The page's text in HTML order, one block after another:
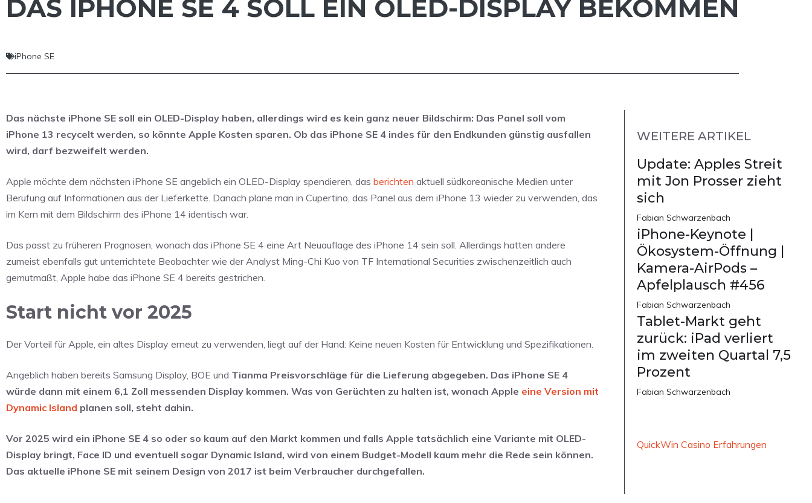
DAS IPHONE SE 4 SOLL EIN OLED-DISPLAY BEKOMMEN
iPhone SE
Das nächste iPhone SE soll ein OLED-Display haben, allerdings wird es kein ganz neuer Bildschirm: Das Panel soll vom
iPhone 13 recycelt werden, so könnte Apple Kosten sparen. Ob das iPhone SE 4 indes für den Endkunden günstig ausfallen
wird, darf bezweifelt werden.
Apple möchte dem nächsten iPhone SE angeblich ein OLED-Display spendieren, das berichten aktuell südkoreanische Medien unter
Berufung auf Informationen aus der Lieferkette. Danach plane man in Cupertino, das Panel aus dem iPhone 13 wieder zu verwenden, das
im Kern mit dem Bildschirm des iPhone 14 identisch war.
Das passt zu früheren Prognosen, wonach das iPhone SE 4 eine Art Neuauflage des iPhone 14 sein soll. Allerdings hatten andere
zumeist ebenfalls gut unterrichtete Beobachter wie der Analyst Ming-Chi Kuo von TF International Securities zwischenzeitlich auch
gemutmaßt, Apple habe das iPhone SE 4 bereits gestrichen.
Start nicht vor 2025
Der Vorteil für Apple, ein altes Display erneut zu verwenden, liegt auf der Hand: Keine neuen Kosten für Entwicklung und Spezifikationen.
Angeblich haben bereits Samsung Display, BOE und Tianma Preisvorschläge für die Lieferung abgegeben. Das iPhone SE 4
würde dann mit einem 6,1 Zoll messenden Display kommen. Was von Gerüchten zu halten ist, wonach Apple eine Version mit
Dynamic Island planen soll, steht dahin.
Vor 2025 wird ein iPhone SE 4 so oder so kaum auf den Markt kommen und falls Apple tatsächlich eine Variante mit OLED-
Display bringt, Face ID und eventuell sogar Dynamic Island, wird von einem Budget-Modell kaum mehr die Rede sein können.
Das aktuelle iPhone SE mit seinem Design von 2017 ist beim Verbraucher durchgefallen.
WEITERE ARTIKEL
Update: Apples Streit
mit Jon Prosser zieht
sich
Fabian Schwarzenbach
iPhone-Keynote |
Ökosystem-Öffnung |
Kamera-AirPods –
Apfelplausch #456
Fabian Schwarzenbach
Tablet-Markt geht
zurück: iPad verliert
im zweiten Quartal 7,5
Prozent
Fabian Schwarzenbach
QuickWin Casino Erfahrungen